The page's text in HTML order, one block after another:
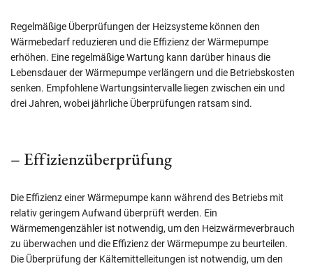
Regelmäßige Überprüfungen der Heizsysteme können den
Wärmebedarf reduzieren und die Effizienz der Wärmepumpe
erhöhen. Eine regelmäßige Wartung kann darüber hinaus die
Lebensdauer der Wärmepumpe verlängern und die Betriebskosten
senken. Empfohlene Wartungsintervalle liegen zwischen ein und
drei Jahren, wobei jährliche Überprüfungen ratsam sind.
– Effizienzüberprüfung
Die Effizienz einer Wärmepumpe kann während des Betriebs mit
relativ geringem Aufwand überprüft werden. Ein
Wärmemengenzähler ist notwendig, um den Heizwärmeverbrauch
zu überwachen und die Effizienz der Wärmepumpe zu beurteilen.
Die Überprüfung der Kältemittelleitungen ist notwendig, um den